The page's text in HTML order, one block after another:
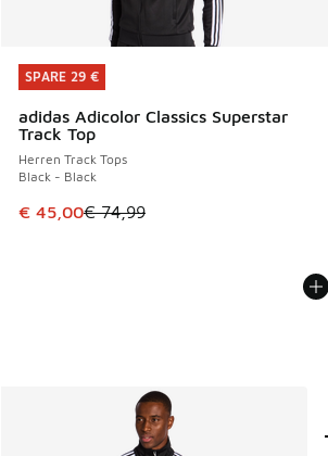
SPARE 29 €
adidas Adicolor Classics Superstar
Track Top
Herren Track Tops
Black - Black
Dieser Artikel ist im Sale. Der Preis
€ 45,00€ 74,99
SPARE 29 €